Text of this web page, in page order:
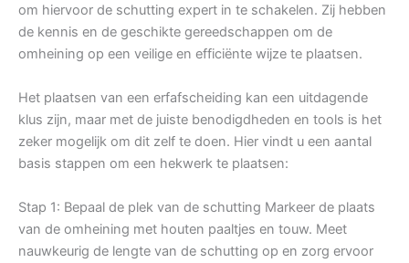
om hiervoor de schutting expert in te schakelen. Zij hebben
de kennis en de geschikte gereedschappen om de
omheining op een veilige en efficiënte wijze te plaatsen.
Het plaatsen van een erfafscheiding kan een uitdagende
klus zijn, maar met de juiste benodigdheden en tools is het
zeker mogelijk om dit zelf te doen. Hier vindt u een aantal
basis stappen om een hekwerk te plaatsen:
Stap 1: Bepaal de plek van de schutting Markeer de plaats
van de omheining met houten paaltjes en touw. Meet
nauwkeurig de lengte van de schutting op en zorg ervoor